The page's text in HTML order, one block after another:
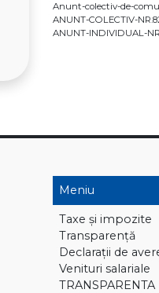
Anunt-colectiv-de-
ANUNT-COLECTIV-
ANUNT-INDIVIDUAL-
Meniu
Taxe și impozite
Transparență
Declaraţii de
Venituri salariale
TRANSPARENTA